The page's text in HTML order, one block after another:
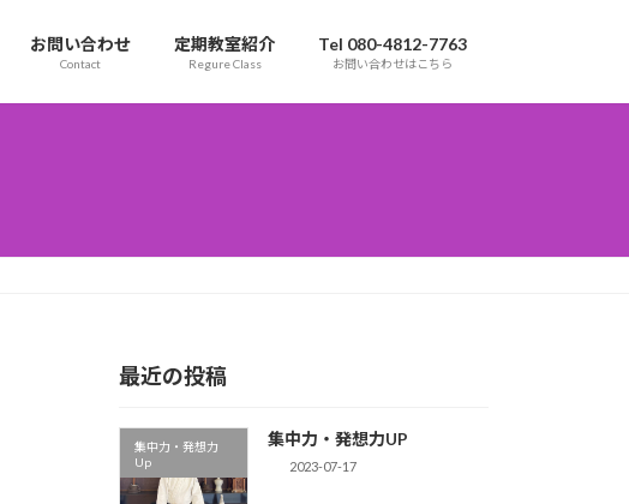
お問い合わせ
Contact
定期教室紹介
Regure Class
Tel 080-4812-7763
お問い合わせはこちら
最近の投稿
集中力・発想力
Up
集中力・発想力UP
2023-07-17